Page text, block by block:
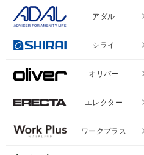
アダル
シライ
オリバー
エレクター
ワークプラス